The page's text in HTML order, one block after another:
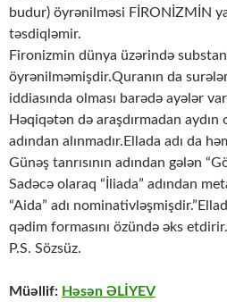
budur) öyrənilməsi FİRONİZMİN
təsdiqləmir.
Fironizmin dünya üzərində
öyrənilməmişdir.Quranın da
iddiasında olması barədə ayələr
Həqiqətən də araşdırmadan aydın
adından alınmadır.Ellada adı da
Günəş tanrısının adından gələn
Sadəcə olaraq “İliada” adından
“Aida” adı
qədim formasını özündə əks etdirir.
P.S. Sözsüz.
Müəllif: Həsən ƏLİYEV